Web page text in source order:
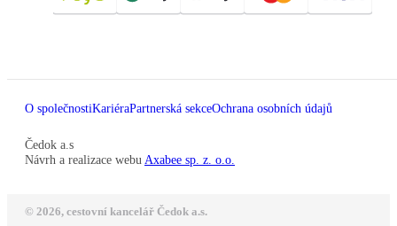
O společnostiKariéraPartnerská sekceOchrana osobních údajů
Čedok a.s
Návrh a realizace webu Axabee sp. z. o.o.
© 2026, cestovní kancelář Čedok a.s.